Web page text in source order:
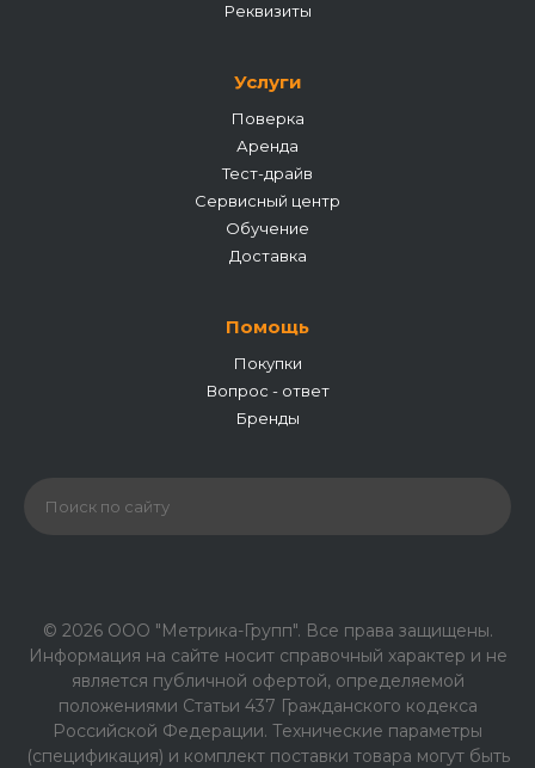
Реквизиты
Услуги
Поверка
Аренда
Тест-драйв
Сервисный центр
Обучение
Доставка
Помощь
Покупки
Вопрос - ответ
Бренды
© 2026 ООО "Метрика-Групп". Все права защищены.
Информация на сайте носит справочный характер и не
является публичной офертой, определяемой
положениями Статьи 437 Гражданского кодекса
Российской Федерации. Технические параметры
(спецификация) и комплект поставки товара могут быть